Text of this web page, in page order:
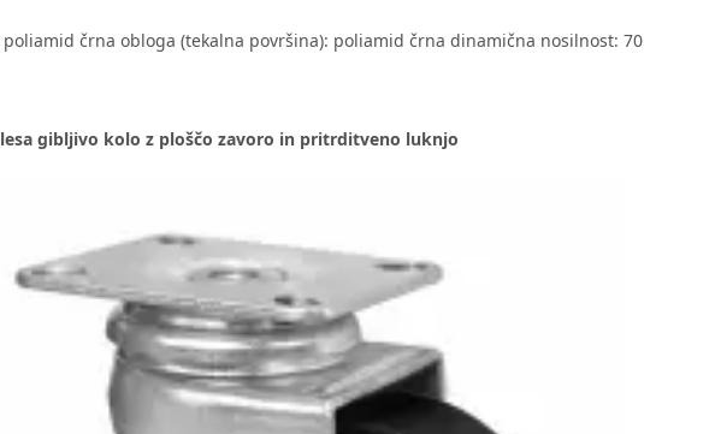
črna obloga (tekalna površina): poliamid črna dinamična nosilnost: 70
gibljivo kolo z ploščo zavoro in pritrditveno luknjo